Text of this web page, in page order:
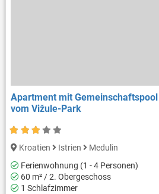
Apartment mit
vom Vižule-Park
Kroatien Istrien
Medulin
Ferienwohnung (1 - 4 Personen)
60 m² / 2. Obergeschoss
1 Schlafzimmer